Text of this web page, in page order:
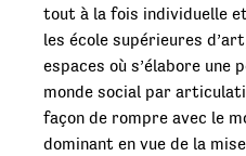
tout à la fois individuelle
les école supérieures
espaces où s’élabore une
monde social par
façon de rompre avec le
dominant en vue de la